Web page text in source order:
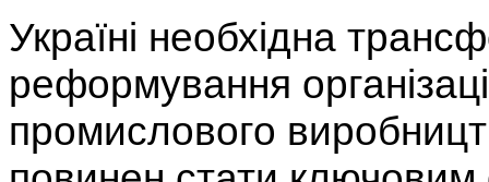
Україні необхідна
реформування
промислового